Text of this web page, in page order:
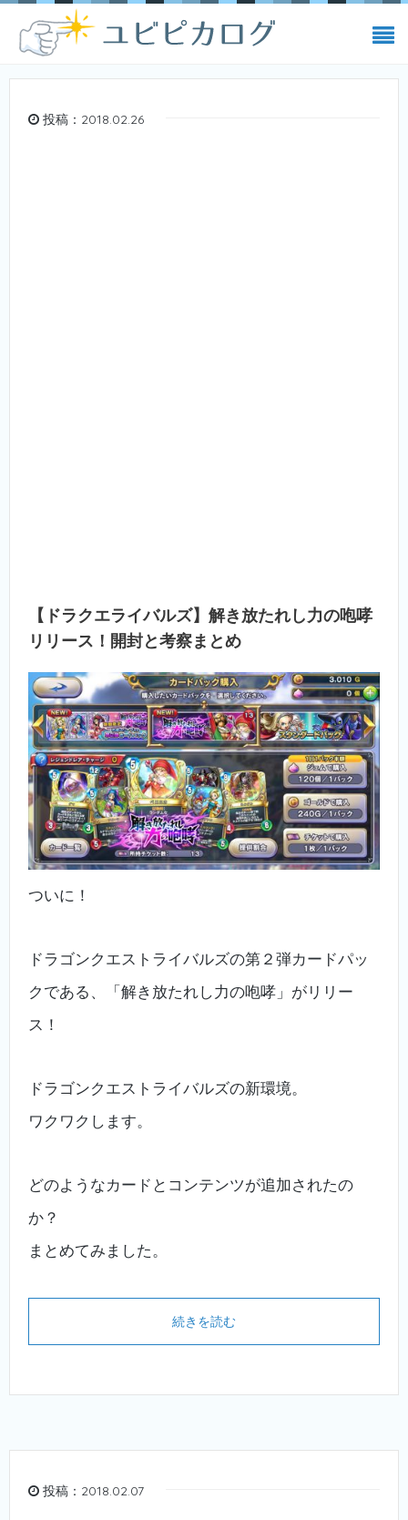
投稿：2018.02.26
【ドラクエライバルズ】解き放たれし力の咆哮
リリース！開封と考察まとめ
ついに！
ドラゴンクエストライバルズの第２弾カードパッ
クである、「解き放たれし力の咆哮」がリリー
ス！
ドラゴンクエストライバルズの新環境。
ワクワクします。
どのようなカードとコンテンツが追加されたの
か？
まとめてみました。
続きを読む
投稿：2018.02.07